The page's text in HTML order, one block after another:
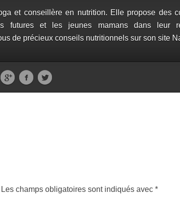
et conseillère en nutrition. Elle propose des
futures et les jeunes mamans dans leur
de précieux conseils nutritionnels sur son site
Les champs obligatoires sont indiqués avec *